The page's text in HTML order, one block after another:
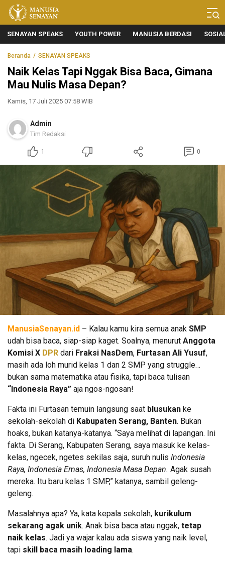
Manusia Senayan
Manusia Bicara, Senayan Bersuara
SENAYAN SPEAKS YOUTH POWER MANUSIA BERDASI
Beranda SENAYAN SPEAKS
Naik Kelas Tapi Nggak Bisa Baca, Gimana
Mau Nulis Masa Depan?
Kamis, 17 Juli 2025 07:58 WIB
Admin
Tim Redaksi
1 0
ManusiaSenayan.id – Kalau kamu kira semua anak SMP
udah bisa baca, siap-siap kaget. Soalnya, menurut Anggota
Komisi X DPR dari Fraksi NasDem, Furtasan Ali Yusuf,
masih ada loh murid kelas 1 dan 2 SMP yang struggle…
bukan sama matematika atau fisika, tapi baca tulisan
“Indonesia Raya” aja ngos-ngosan!
Fakta ini Furtasan temuin langsung saat blusukan ke
sekolah-sekolah di Kabupaten Serang, Banten. Bukan
hoaks, bukan katanya-katanya. “Saya melihat di lapangan. Ini
fakta. Di Serang, Kabupaten Serang, saya masuk ke kelas-
kelas, ngecek, ngetes sekilas saja, suruh nulis Indonesia
Raya, Indonesia Emas, Indonesia Masa Depan. Agak susah
mereka. Itu baru kelas 1 SMP,” katanya, sambil geleng-
geleng.
Masalahnya apa? Ya, kata kepala sekolah, kurikulum
sekarang agak unik. Anak bisa baca atau nggak, tetap
naik kelas. Jadi ya wajar kalau ada siswa yang naik level,
tapi skill baca masih loading lama.